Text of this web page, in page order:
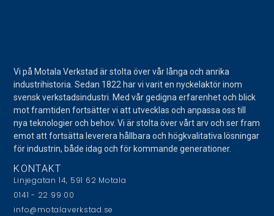
Vi på Motala Verkstad är stolta över vår långa och anrika
industrihistoria. Sedan 1822 har vi varit en nyckelaktör inom
svensk verkstadsindustri. Med vår gedigna erfarenhet och blick
mot framtiden fortsätter vi att utvecklas och anpassa oss till
nya teknologier och behov. Vi är stolta över vårt arv och ser fram
emot att fortsätta leverera hållbara och högkvalitativa lösningar
för industrin, både idag och för kommande generationer.
KONTAKT
Linjegatan 14, 591 62 Motala
0141 - 22 99 00
info@motalaverkstad.se